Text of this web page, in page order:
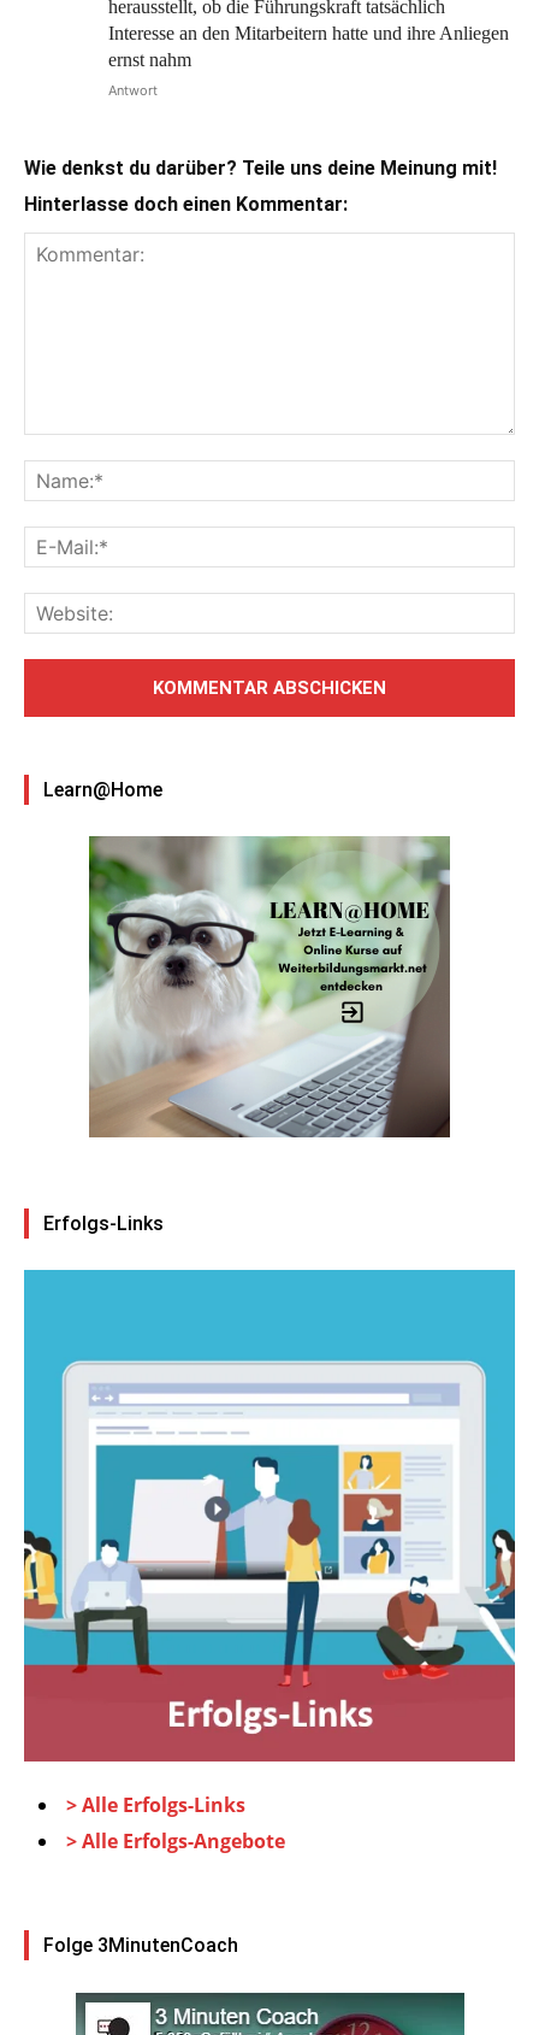
herausstellt, ob die Führungskraft tatsächlich
Interesse an den Mitarbeitern hatte und ihre Anliegen
ernst nahm
Antwort
Wie denkst du darüber? Teile uns deine Meinung mit!
Hinterlasse doch einen Kommentar:
Learn@Home
Erfolgs-Links
> Alle Erfolgs-Links
> Alle Erfolgs-Angebote
Folge 3MinutenCoach